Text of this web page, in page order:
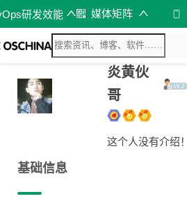
研发效能 媒体矩阵
炎黄伙
哥
这个人没有介绍！
基础信息